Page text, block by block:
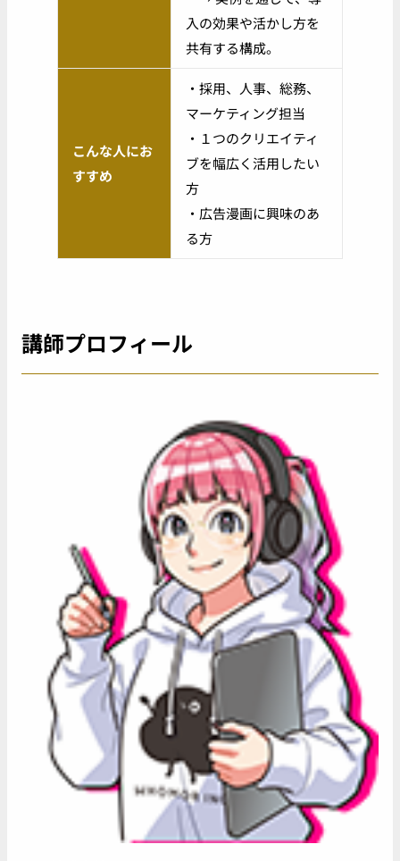
入の効果や活かし方を
共有する構成。
こんな人にお
すすめ
・採用、人事、総務、
マーケティング担当
・１つのクリエイティ
ブを幅広く活用したい
方
・広告漫画に興味のあ
る方
講師プロフィール